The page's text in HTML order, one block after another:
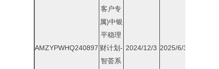
AMZYPWHQ240897
客户专
属)中银
平稳理
财计划-
智荟系
2024/12/3 2025/6/30